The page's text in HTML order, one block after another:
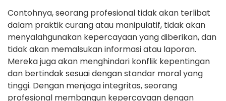
Contohnya, seorang profesional tidak akan terlibat
dalam praktik curang atau manipulatif, tidak akan
menyalahgunakan kepercayaan yang diberikan, dan
tidak akan memalsukan informasi atau laporan.
Mereka juga akan menghindari konflik kepentingan
dan bertindak sesuai dengan standar moral yang
tinggi. Dengan menjaga integritas, seorang
profesional membangun kepercayaan dengan